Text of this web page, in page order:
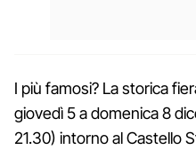
I più famosi? La storica
giovedì 5 a domenica 8
21.30) intorno al Castello